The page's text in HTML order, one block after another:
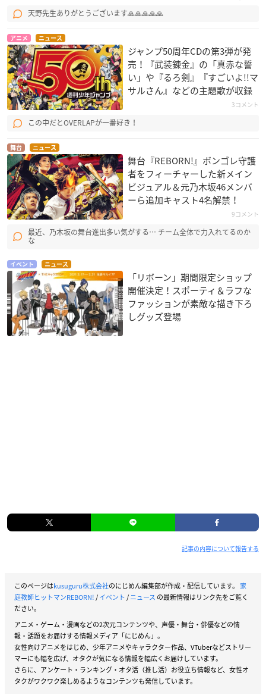
天野先生ありがとうございます🙏🙏🙏🙏🙏
アニメ ニュース
ジャンプ50周年CDの第3弾が発
売！『武装錬金』の「真赤な誓
い」や『るろ剣』『すごいよ!!マ
サルさん』などの主題歌が収録
3コメント
この中だとOVERLAPが一番好き！
舞台 ニュース
舞台『REBORN!』ボンゴレ守護
者をフィーチャーした新メイン
ビジュアル＆元乃木坂46メンバ
ーら追加キャスト4名解禁！
9コメント
最近、乃木坂の舞台進出多い気がする… チーム全体で力入れてるのか
な
イベント ニュース
「リボーン」期間限定ショップ
開催決定！スポーティ＆ラフな
ファッションが素敵な描き下ろ
しグッズ登場
記事の内容について報告する
このページはkusuguru株式会社のにじめん編集部が作成・配信しています。 家
庭教師ヒットマンREBORN!/イベント /ニュース の最新情報はリンク先をご覧く
ださい。
アニメ・ゲーム・漫画などの2次元コンテンツや、声優・舞台・俳優などの情
報・話題をお届けする情報メディア「にじめん」。
女性向けアニメをはじめ、少年アニメやキャラクター作品、VTuberなどストリー
マーにも幅を広げ、オタクが気になる情報を幅広くお届けしています。
さらに、アンケート・ランキング・オタ活（推し活）お役立ち情報など、女性オ
タクがワクワク楽しめるようなコンテンツも発信しています。